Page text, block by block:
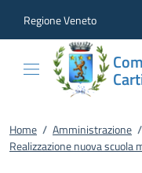
Regione Veneto
Home / Amministrazione /
Realizzazione nuova scuola